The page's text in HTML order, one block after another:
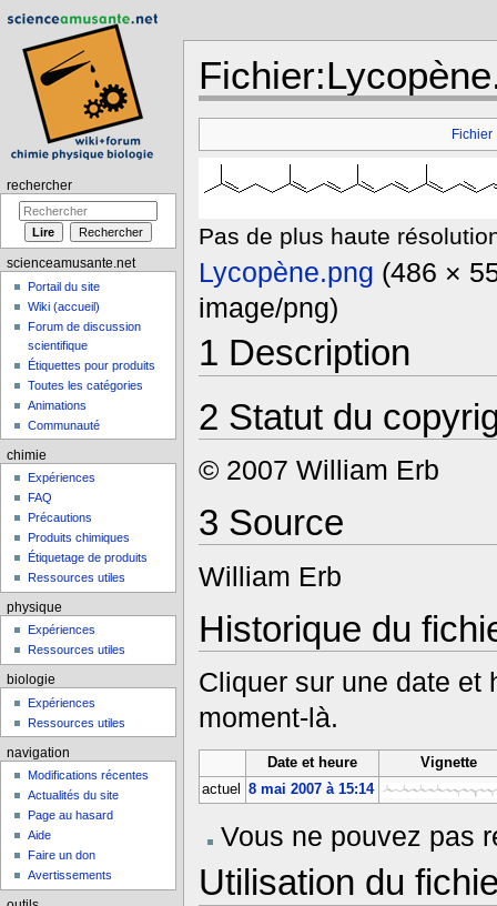
Fichier
Pas de plus haute
Lycopène.png (486 ×
image/png)
1 Description
2 Statut du
© 2007 William Erb
3 Source
William Erb
Historique du
Cliquer sur une date et
moment-là.
Date et heure
Vignette
actuel
8 mai 2007 à 15:14
Vous ne pouvez pas
Utilisation du
rechercher
scienceamusante.net
Portail du site
Wiki (accueil)
Forum de discussion
scientifique
Étiquettes pour produits
Toutes les catégories
Animations
Communauté
chimie
Expériences
FAQ
Précautions
Produits chimiques
Étiquetage de produits
Ressources utiles
physique
Expériences
Ressources utiles
biologie
Expériences
Ressources utiles
navigation
Modifications récentes
Actualités du site
Page au hasard
Aide
Faire un don
Avertissements